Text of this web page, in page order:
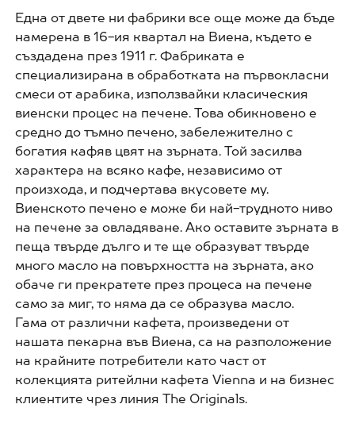
Една от двете ни фабрики все още може да бъде
намерена в 16-ия квартал на Виена, където е
създадена през 1911 г. Фабриката е
специализирана в обработката на първокласни
смеси от арабика, използвайки класическия
виенски процес на печене. Това обикновено е
средно до тъмно печено, забележително с
богатия кафяв цвят на зърната. Той засилва
характера на всяко кафе, независимо от
произхода, и подчертава вкусовете му.
Виенското печено е може би най-трудното ниво
на печене за овладяване. Ако оставите зърната в
пеща твърде дълго и те ще образуват твърде
много масло на повърхността на зърната, ако
обаче ги прекратете през процеса на печене
само за миг, то няма да се образува масло.
Гама от различни кафета, произведени от
нашата пекарна във Виена, са на разположение
на крайните потребители като част от
колекцията ритейлни кафета Vienna и на бизнес
клиентите чрез линия The Originals.